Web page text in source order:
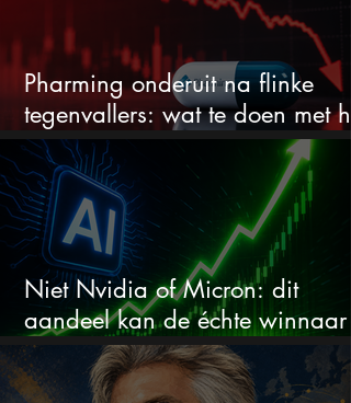
Pharming onderuit na flinke
tegenvallers: wat te doen met
aandeel?
Niet Nvidia of Micron: dit
aandeel kan de échte winnaar
van de AI-race worden